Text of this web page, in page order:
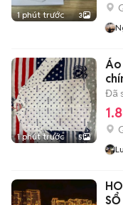
1 phút trước 3
1 phút trước 5
Áo
Đã